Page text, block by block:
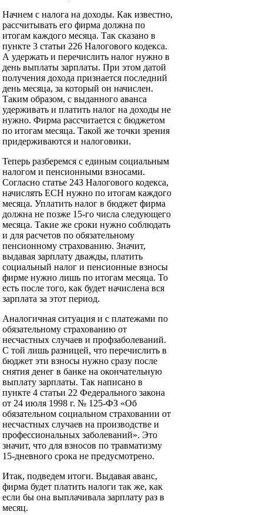
Начнем с налога на доходы. Как известно,
рассчитывать его фирма должна по
итогам каждого месяца. Так сказано в
пункте 3 статьи 226 Налогового кодекса.
А удержать и перечислить налог нужно в
день выплаты зарплаты. При этом датой
получения дохода признается последний
день месяца, за который он начислен.
Таким образом, с выданного аванса
удерживать и платить налог на доходы не
нужно. Фирма рассчитается с бюджетом
по итогам месяца. Такой же точки зрения
придерживаются и налоговики.
Теперь разберемся с единым социальным
налогом и пенсионными взносами.
Согласно статье 243 Налогового кодекса,
начислять ЕСН нужно по итогам каждого
месяца. Уплатить налог в бюджет фирма
должна не позже 15-го числа следующего
месяца. Такие же сроки нужно соблюдать
и для расчетов по обязательному
пенсионному страхованию. Значит,
выдавая зарплату дважды, платить
социальный налог и пенсионные взносы
фирме нужно лишь по итогам месяца. То
есть после того, как будет начислена вся
зарплата за этот период.
Аналогичная ситуация и с платежами по
обязательному страхованию от
несчастных случаев и профзаболеваний.
С той лишь разницей, что перечислить в
бюджет эти взносы нужно сразу после
снятия денег в банке на окончательную
выплату зарплаты. Так написано в
пункте 4 статьи 22 Федерального закона
от 24 июля 1998 г. № 125-ФЗ «Об
обязательном социальном страховании от
несчастных случаев на производстве и
профессиональных заболеваний». Это
значит, что для взносов по травматизму
15-дневного срока не предусмотрено.
Итак, подведем итоги. Выдавая аванс,
фирма будет платить налоги так же, как
если бы она выплачивала зарплату раз в
месяц.